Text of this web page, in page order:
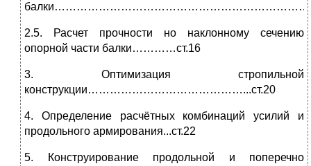
2.5. Расчет прочности но наклонному сечению
опорной части балки…………ст.16
3. Оптимизация стропильной
конструкции……………………………………...ст.20
4. Определение расчётных комбинаций усилий и
продольного армирования...ст.22
5. Конструирование продольной и поперечно